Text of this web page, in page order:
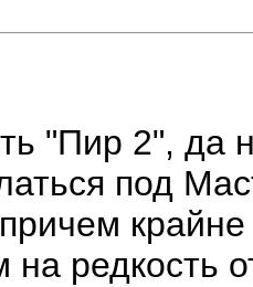
"Пир 2", да
под
на редкость